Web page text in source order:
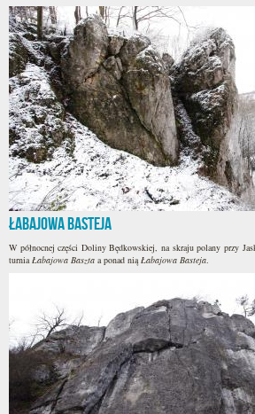
Łabajowa Basteja
W północnej części Doliny Będkowskiej, na skraju polany przy
turniaŁabajowa Baszta a ponad niąŁabajowa Basteja.